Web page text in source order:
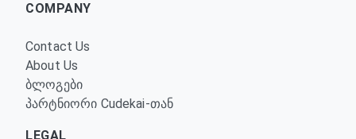
COMPANY
Contact Us
About Us
ბლოგები
პარტნიორი Cudekai-თან
LEGAL